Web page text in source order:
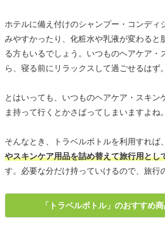
ホテルに備え付けのシャンプー・コンディ
みやすかったり、化粧水や乳液が変わると
る方もいるでしょう。いつものヘアケア・
ら、寝る前にリラックスして過ごせるはず。
とはいっても、いつものヘアケア・スキン
ま持って行くとかさばってしまいますよね。
そんなとき、トラベルボトルを利用すれば、
やスキンケア用品を詰め替えて旅行用とし
す。必要な分だけ持っていけるので、旅行
「トラベルボトル」のおすすめ